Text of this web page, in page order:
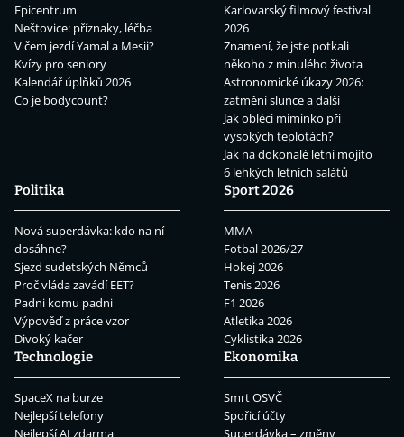
Epicentrum
Neštovice: příznaky, léčba
V čem jezdí Yamal a Mesii?
Kvízy pro seniory
Kalendář úplňků 2026
Co je bodycount?
Karlovarský filmový festival
2026
Znamení, že jste potkali
někoho z minulého života
Astronomické úkazy 2026:
zatmění slunce a další
Jak obléci miminko při
vysokých teplotách?
Jak na dokonalé letní mojito
6 lehkých letních salátů
Politika
Nová superdávka: kdo na ní
dosáhne?
Sjezd sudetských Němců
Proč vláda zavádí EET?
Padni komu padni
Výpověď z práce vzor
Divoký kačer
Sport 2026
MMA
Fotbal 2026/27
Hokej 2026
Tenis 2026
F1 2026
Atletika 2026
Cyklistika 2026
Technologie
SpaceX na burze
Nejlepší telefony
Nejlepší AI zdarma
Ekonomika
Smrt OSVČ
Spořicí účty
Superdávka – změny